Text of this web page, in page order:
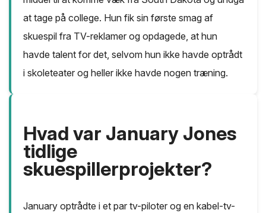
at tage på college. Hun fik sin første smag af
skuespil fra TV-reklamer og opdagede, at hun
havde talent for det, selvom hun ikke havde optrådt
i skoleteater og heller ikke havde nogen træning.
Hvad var January Jones
tidlige
skuespillerprojekter?
January optrådte i et par tv-piloter og en kabel-tv-